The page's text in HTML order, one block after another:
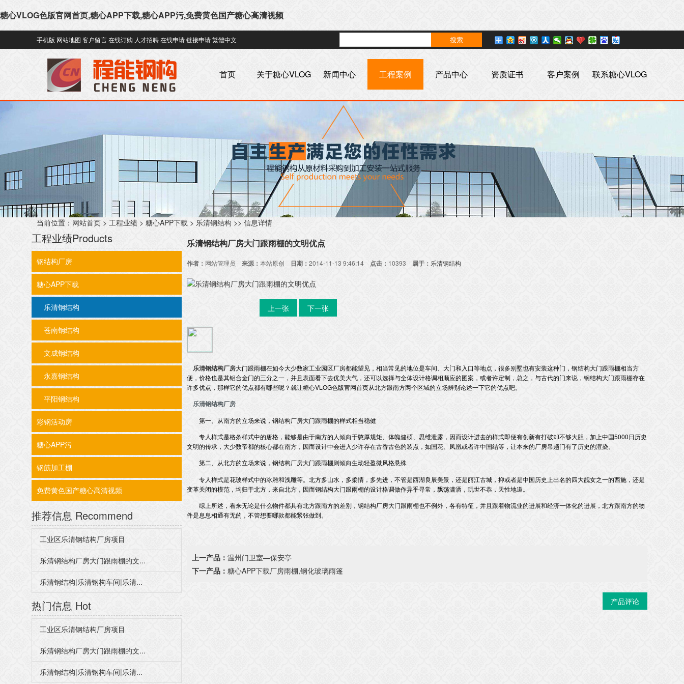
糖心VLOG色版官网首页,糖心APP下载,糖心APP污,免费黄色国产糖心高清视频
手机版 网站地图 客户留言在线订购 人才招聘在线申请链接申请繁體中文
联系糖心VLOG
色版官网首页
客户案例
资质证书
产品中心
工程案例
新闻中心
关于糖心VLOG
色版官网首页
首页
当前位置： 网站首页 > 工程业绩 > 糖心APP下载 > 乐清钢结构 >> 信息详情
工程业绩Products
钢结构厂房
糖心APP下载
乐清钢结构
苍南钢结构
文成钢结构
永嘉钢结构
平阳钢结构
彩钢活动房
糖心APP污
钢筋加工棚
免费黄色国产糖心高清视频
推荐信息 Recommend
工业区乐清钢结构厂房项目
乐清钢结构厂房大门跟雨棚的文...
乐清钢结构|乐清钢构车间|乐清...
热门信息 Hot
工业区乐清钢结构厂房项目
乐清钢结构厂房大门跟雨棚的文...
乐清钢结构|乐清钢构车间|乐清...
乐清钢结构厂房大门跟雨棚的文明优点
作者： 网站管理员 来源： 本站原创 日期： 2014-11-13 9:46:14 点击： 10393 属于： 乐清钢结构
上一张 下一张
乐清钢结构厂房大门跟雨棚在如今大少数家工业园区厂房都能望见，相当常见的地位是车间、大门和入口等地点，很多别墅也有安装这种门，钢结构大门跟雨棚相当方
便，价格也是其铝合金门的三分之一，并且表面看下去优美大气，还可以选择与全体设计格调相顺应的图案，或者许定制，总之，与古代的门来说，钢结构大门跟雨棚存在
许多优点，那样它的优点都有哪些呢？就让糖心VLOG色版官网首页从北方跟南方两个区域的立场辨别论述一下它的优点吧。
乐清钢结构厂房
第一、从南方的立场来说，钢结构厂房大门跟雨棚的样式相当稳健
专人样式是格条样式中的唐格，能够是由于南方的人倾向于憨厚规矩、体魄健硕、思维泄露，因而设计进去的样式即便有创新有打破却不够大胆，加上中国5000日历史
文明的传承，大少数帝都的核心都在南方，因而设计中会进入少许存在古香古色的装点，如国花、凤凰或者许中国结等，让本来的厂房吊趟门有了历史的渲染。
第二、从北方的立场来说，钢结构厂房大门跟雨棚则倾向生动轻盈微风格悬殊
专人样式是花玻样式中的冰雕和浅雕等。北方多山水，多柔情，多先进，不管是西湖良辰美景，还是丽江古城，抑或者是中国历史上出名的四大靓女之一的西施，还是
变革关闭的模范，均归于北方，来自北方，因而钢结构大门跟雨棚的设计格调做作异乎寻常，飘荡潇洒，玩世不恭，天性地道。
综上所述，看来无论是什么物件都具有北方跟南方的差别，钢结构厂房大门跟雨棚也不例外，各有特征，并且跟着物流业的进展和经济一体化的进展，北方跟南方的物
件是息息相通有无的，不管想要哪款都能紧张做到。
上一产品： 温州门卫室—保安亭
下一产品： 糖心APP下载厂房雨棚,钢化玻璃雨篷
产品评论